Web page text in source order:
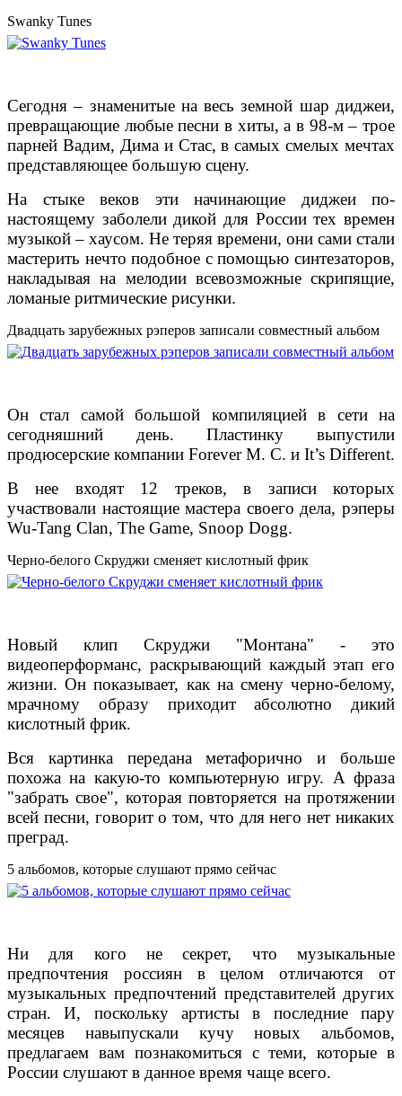
Swanky Tunes
Сегодня – знаменитые на весь земной шар диджеи,
превращающие любые песни в хиты, а в 98-м – трое
парней Вадим, Дима и Стас, в самых смелых мечтах
представляющее большую сцену.
На стыке веков эти начинающие диджеи по-
настоящему заболели дикой для России тех времен
музыкой – хаусом. Не теряя времени, они сами стали
мастерить нечто подобное с помощью синтезаторов,
накладывая на мелодии всевозможные скрипящие,
ломаные ритмические рисунки.
Двадцать зарубежных рэперов записали совместный альбом
Он стал самой большой компиляцией в сети на
сегодняшний день. Пластинку выпустили
продюсерские компании Forever M. C. и It’s Different.
В нее входят 12 треков, в записи которых
участвовали настоящие мастера своего дела, рэперы
Wu-Tang Clan, The Game, Snoop Dogg.
Черно-белого Скруджи сменяет кислотный фрик
Новый клип Скруджи "Монтана" - это
видеоперформанс, раскрывающий каждый этап его
жизни. Он показывает, как на смену черно-белому,
мрачному образу приходит абсолютно дикий
кислотный фрик.
Вся картинка передана метафорично и больше
похожа на какую-то компьютерную игру. А фраза
"забрать свое", которая повторяется на протяжении
всей песни, говорит о том, что для него нет никаких
преград.
5 альбомов, которые слушают прямо сейчас
Ни для кого не секрет, что музыкальные
предпочтения россиян в целом отличаются от
музыкальных предпочтений представителей других
стран. И, поскольку артисты в последние пару
месяцев навыпускали кучу новых альбомов,
предлагаем вам познакомиться с теми, которые в
России слушают в данное время чаще всего.